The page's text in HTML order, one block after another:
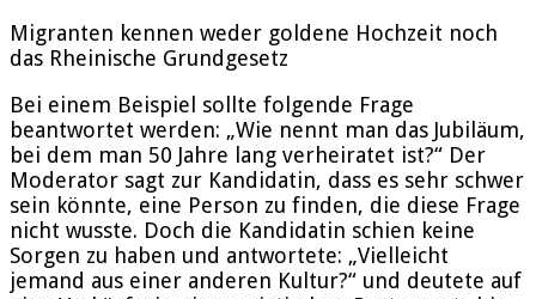
Migranten kennen weder goldene Hochzeit noch
das Rheinische Grundgesetz
Bei einem Beispiel sollte folgende Frage
beantwortet werden: „Wie nennt man das Jubiläum,
bei dem man 50 Jahre lang verheiratet ist?“ Der
Moderator sagt zur Kandidatin, dass es sehr schwer
sein könnte, eine Person zu finden, die diese Frage
nicht wusste. Doch die Kandidatin schien keine
Sorgen zu haben und antwortete: „Vielleicht
jemand aus einer anderen Kultur?“ und deutete auf